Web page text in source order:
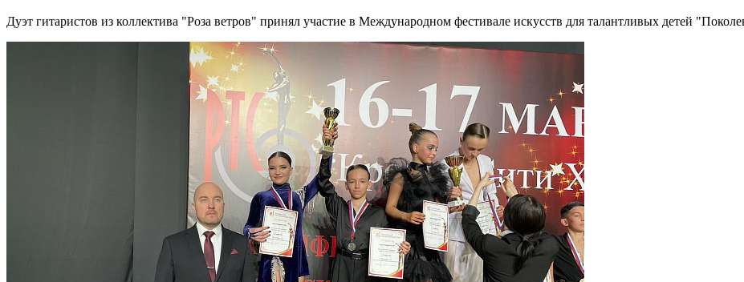
Дуэт гитаристов из коллектива "Роза ветров" принял участие в Международном фестивале искусств для талантливых детей